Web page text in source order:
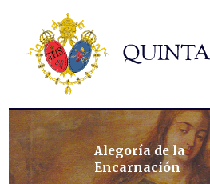
Hermandad
Titulares
Historia y patrimonio
Noticias
Contacto
Formularios
Alegoría de la
Encarnación